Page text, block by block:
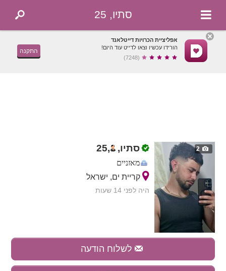
סתיו, 25
אפליציית הכרויות דייטלאנד
הורידו עכשיו וצאו לדייט עוד היום!
(7248)
התקנה
2 סתיו, ,
25
מאזניים
קריית ים, ישראל
היה לפני 14 שעות
לשלוח הודעה